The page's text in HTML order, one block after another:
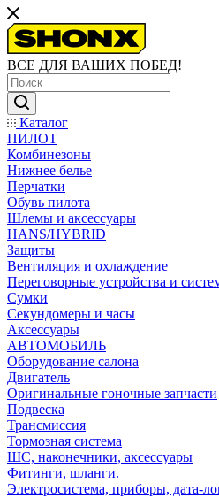
ВСЕ ДЛЯ ВАШИХ ПОБЕД!
Каталог
ПИЛОТ
Комбинезоны
Нижнее белье
Перчатки
Обувь пилота
Шлемы и аксессуары
HANS/HYBRID
Защиты
Вентиляция и охлаждение
Переговорные устройства и
Сумки
Секундомеры и часы
Аксессуары
АВТОМОБИЛЬ
Оборудование салона
Двигатель
Оригинальные гоночные запчасти
Подвеска
Трансмиссия
Тормозная система
ШС, наконечники, аксессуары
Фитинги, шланги.
Электросистема, приборы, дата-